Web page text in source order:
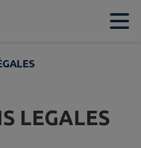
LEGALES